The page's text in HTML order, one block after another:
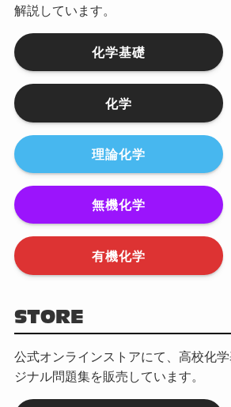
解説しています。
化学基礎
化学
理論化学
無機化学
有機化学
STORE
公式オンラインストアにて、高校化
ジナル問題集を販売しています。